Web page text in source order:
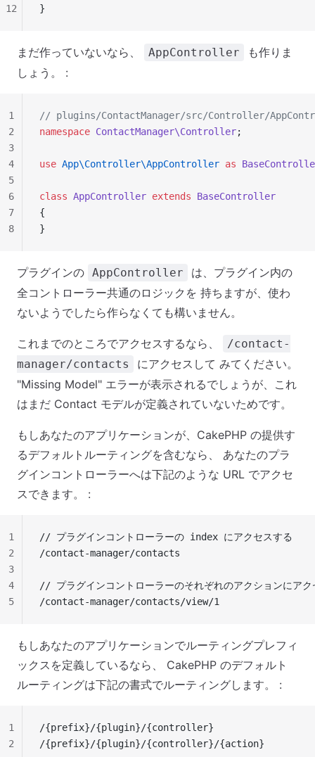
}
12
まだ作っていないなら、 AppController
も作りま
しょう。 :
// plugins/ContactManager/src/Controller/
namespace ContactManager\Controller;
use App\Controller\AppController as
class AppController extends BaseController
{
}
1
2
3
4
5
6
7
8
プラグインの AppController
は、プラグイン内の
全コントローラー共通のロジックを 持ちますが、使わ
ないようでしたら作らなくても構いません。
これまでのところでアクセスするなら、
/contact-
manager/contacts
にアクセスして みてください。
"Missing Model" エラーが表示されるでしょうが、これ
はまだ Contact モデルが定義されていないためです。
もしあなたのアプリケーションが、CakePHP の提供す
るデフォルトルーティングを含むなら、 あなたのプラ
グインコントローラーへは下記のような URL でアクセ
スできます。 :
// プラグインコントローラーの index にアクセスする
/contact-manager/contacts
// プラグインコントローラーのそれぞれのアクションにアク
/contact-manager/contacts/view/1
1
2
3
4
5
もしあなたのアプリケーションでルーティングプレフィ
ックスを定義しているなら、 CakePHP のデフォルト
ルーティングは下記の書式でルーティングします。 :
/{prefix}/{plugin}/{controller}
/{prefix}/{plugin}/{controller}/{action}
1
2